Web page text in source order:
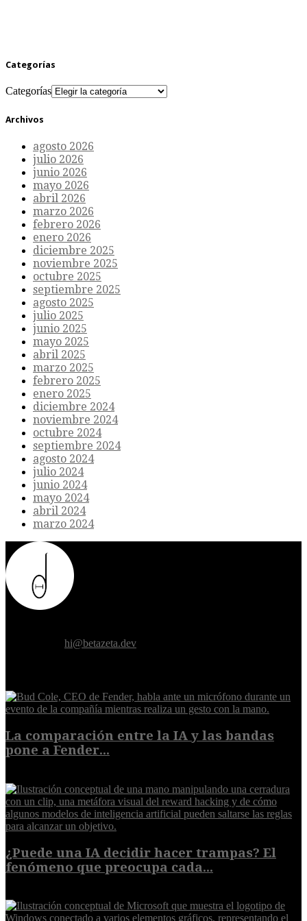
Categorías
Categorías
Archivos
agosto 2026
julio 2026
junio 2026
mayo 2026
abril 2026
marzo 2026
febrero 2026
enero 2026
diciembre 2025
noviembre 2025
octubre 2025
septiembre 2025
agosto 2025
julio 2025
junio 2025
mayo 2025
abril 2025
marzo 2025
febrero 2025
enero 2025
diciembre 2024
noviembre 2024
octubre 2024
septiembre 2024
agosto 2024
julio 2024
junio 2024
mayo 2024
abril 2024
marzo 2024
hi@betazeta.dev
La comparación entre la IA y las bandas
pone a Fender...
¿Puede una IA decidir hacer trampas? El
fenómeno que preocupa cada...